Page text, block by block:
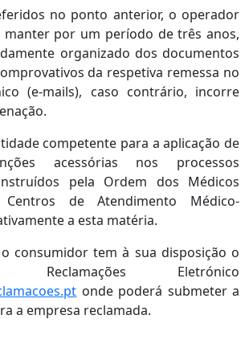
no ponto anterior, o operador
manter por um período de três anos,
organizado dos documentos
da respetiva remessa no
(e-mails), caso contrário, incorre
competente para a aplicação de
acessórias nos processos
pela Ordem dos Médicos
de Atendimento Médico-
a esta matéria.
consumidor tem à sua disposição o
Eletrónico
onde poderá submeter a
a empresa reclamada.